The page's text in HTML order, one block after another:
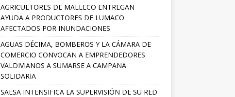
AGRICULTORES DE MALLECO ENTREGAN
AYUDA A PRODUCTORES DE LUMACO
AFECTADOS POR INUNDACIONES
AGUAS DÉCIMA, BOMBEROS Y LA CÁMARA DE
COMERCIO CONVOCAN A EMPRENDEDORES
VALDIVIANOS A SUMARSE A CAMPAÑA
SOLIDARIA
SAESA INTENSIFICA LA SUPERVISIÓN DE SU RED